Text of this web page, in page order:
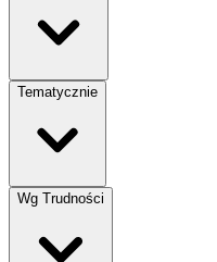
Tematycznie
Wg Trudności